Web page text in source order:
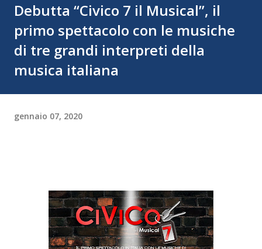
Debutta “Civico 7 il Musical”, il
primo spettacolo con le musiche
di tre grandi interpreti della
musica italiana
gennaio 07, 2020